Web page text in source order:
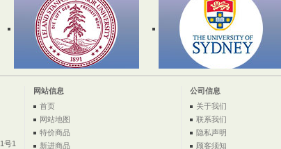
网站信息 公司信息
号1
首页
网站地图
特价商品
新进商品
关于我们
联系我们
隐私声明
顾客须知